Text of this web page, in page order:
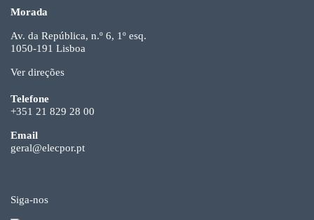
Morada
Av. da República, n.º 6, 1º esq.
1050-191 Lisboa
Ver direções
Telefone
+351 21 829 28 00
Email
geral@elecpor.pt
Siga-nos